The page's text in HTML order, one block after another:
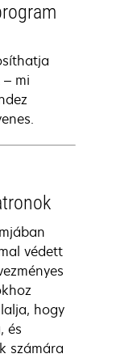
mi
védett
hogy
és
számára